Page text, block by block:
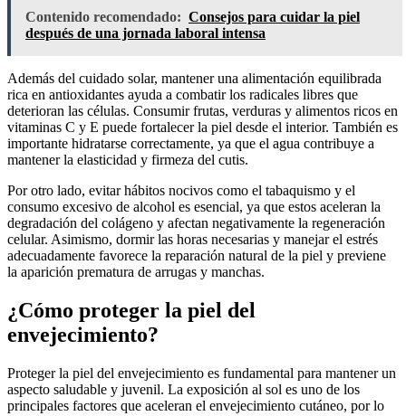
Contenido recomendado: Consejos para cuidar la piel
después de una jornada laboral intensa
Además del cuidado solar, mantener una alimentación equilibrada
rica en antioxidantes ayuda a combatir los radicales libres que
deterioran las células. Consumir frutas, verduras y alimentos ricos en
vitaminas C y E puede fortalecer la piel desde el interior. También es
importante hidratarse correctamente, ya que el agua contribuye a
mantener la elasticidad y firmeza del cutis.
Por otro lado, evitar hábitos nocivos como el tabaquismo y el
consumo excesivo de alcohol es esencial, ya que estos aceleran la
degradación del colágeno y afectan negativamente la regeneración
celular. Asimismo, dormir las horas necesarias y manejar el estrés
adecuadamente favorece la reparación natural de la piel y previene
la aparición prematura de arrugas y manchas.
¿Cómo proteger la piel del
envejecimiento?
Proteger la piel del envejecimiento es fundamental para mantener un
aspecto saludable y juvenil. La exposición al sol es uno de los
principales factores que aceleran el envejecimiento cutáneo, por lo